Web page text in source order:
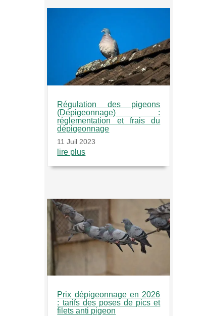
Régulation des pigeons
(Dépigeonnage) :
réglementation et frais du
dépigeonnage
11 Juil 2023
lire plus
Prix dépigeonnage en 2026
: tarifs des poses de pics et
filets anti pigeon